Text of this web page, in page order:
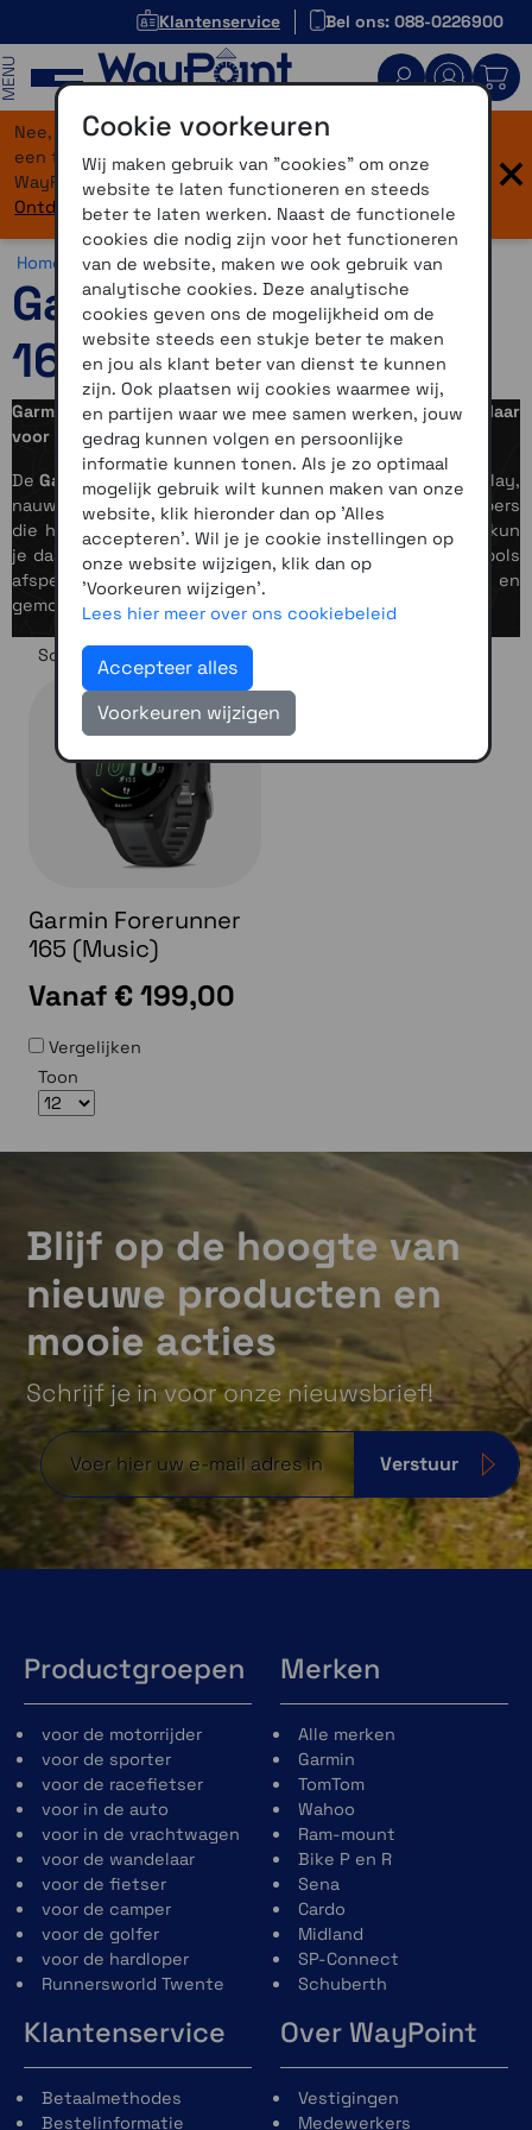
Klantenservice Bel ons: 088-0226900
Nee, je bent niet verdwaald! Onze website heeft
een flinke upgrade gekregen. Dezelfde vertrouwde
WayPoint-service, maar dan in een modern jasje.
Ontdek hier wat er allemaal nieuw is.
×
Home >Horloges >Sporten >Garmin Forerunner 165
Garmin Forerunner
165
Garmin Forerunner 165 / 165 Music lichtgewicht en klaar
voor elke run
DeGarmin Forerunner 165
biedt een helder AMOLED‑display,
nauwkeurige GPS en hartslagmeting, ideaal voor hardlopers
die hun prestaties willen bijhouden. Met de 165
Music
kun
je daarnaast je favoriete muziek rechtstreeks vanaf je pols
afspelen, zonder smartphone, zodat je volledig vrij en
gemotiveerd kunt trainen.
Sorteer op
Garmin Forerunner
165 (Music)
Vanaf € 199,00
Vergelijken
Toon
Blijf op de hoogte van
nieuwe producten en
mooie acties
Schrijf je in voor onze nieuwsbrief!
Verstuur
Productgroepen
voor de motorrijder
voor de sporter
voor de racefietser
voor in de auto
voor in de vrachtwagen
voor de wandelaar
voor de fietser
voor de camper
voor de golfer
voor de hardloper
Runnersworld Twente
Merken
Alle merken
Garmin
TomTom
Wahoo
Ram-mount
Bike P en R
Sena
Cardo
Midland
SP-Connect
Schuberth
Klantenservice
Betaalmethodes
Bestelinformatie
Over WayPoint
Vestigingen
Medewerkers
Cookie voorkeuren
Wij maken gebruik van "cookies" om onze
website te laten functioneren en steeds
beter te laten werken. Naast de functionele
cookies die nodig zijn voor het functioneren
van de website, maken we ook gebruik van
analytische cookies. Deze analytische
cookies geven ons de mogelijkheid om de
website steeds een stukje beter te maken
en jou als klant beter van dienst te kunnen
zijn. Ook plaatsen wij cookies waarmee wij,
en partijen waar we mee samen werken, jouw
gedrag kunnen volgen en persoonlijke
informatie kunnen tonen. Als je zo optimaal
mogelijk gebruik wilt kunnen maken van onze
website, klik hieronder dan op 'Alles
accepteren'. Wil je je cookie instellingen op
onze website wijzigen, klik dan op
'Voorkeuren wijzigen'.
Lees hier meer over ons cookiebeleid
Accepteer alles
Voorkeuren wijzigen